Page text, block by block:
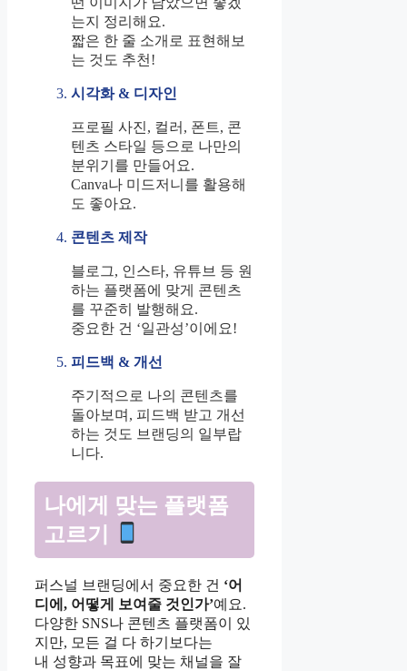
는지 정리해요.
짧은 한 줄 소개로 표현해보
는 것도 추천!
시각화 & 디자인
프로필 사진, 컬러, 폰트, 콘
텐츠 스타일 등으로 나만의
분위기를 만들어요.
Canva나 미드저니를 활용해
도 좋아요.
콘텐츠 제작
블로그, 인스타, 유튜브 등 원
하는 플랫폼에 맞게 콘텐츠
를 꾸준히 발행해요.
중요한 건 ‘일관성’이에요!
피드백 & 개선
주기적으로 나의 콘텐츠를
돌아보며, 피드백 받고 개선
하는 것도 브랜딩의 일부랍
니다.
나에게 맞는 플랫폼
고르기
퍼스널 브랜딩에서 중요한 건 ‘어
디에, 어떻게 보여줄 것인가’예요.
다양한 SNS나 콘텐츠 플랫폼이 있
지만, 모든 걸 다 하기보다는
내 성향과 목표에 맞는 채널을 잘